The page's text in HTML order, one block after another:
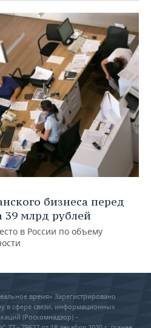
бизнеса перед
39 млрд рублей
в России по объему
время» Зарегистрировано
в сфере связи, информационных
(Роскомнадзор) –